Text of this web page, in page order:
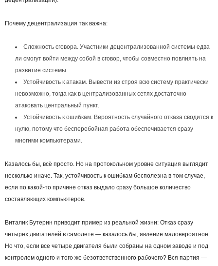
Почему децентрализация так важна:
Сложность сговора. Участники децентрализованной системы едва
ли смогут войти между собой в сговор, чтобы совместно повлиять на
развитие системы.
Устойчивость к атакам. Вывести из строя всю систему практически
невозможно, тогда как в централизованных сетях достаточно
атаковать центральный пункт.
Устойчивость к ошибкам. Вероятность случайного отказа сводится к
нулю, потому что бесперебойная работа обеспечивается сразу
многими компьютерами.
Казалось бы, всё просто. Но на протокольном уровне ситуация выглядит
несколько иначе. Так, устойчивость к ошибкам бесполезна в том случае,
если по какой-то причине отказ выдало сразу большое количество
составляющих компьютеров.
Виталик Бутерин приводит пример из реальной жизни: Отказ сразу
четырех двигателей в самолете — казалось бы, явление маловероятное.
Но что, если все четыре двигателя были собраны на одном заводе и под
контролем одного и того же безответственного рабочего? Вся партия —